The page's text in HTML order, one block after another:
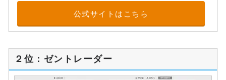
公式サイトはこちら
２位：ゼントレーダー